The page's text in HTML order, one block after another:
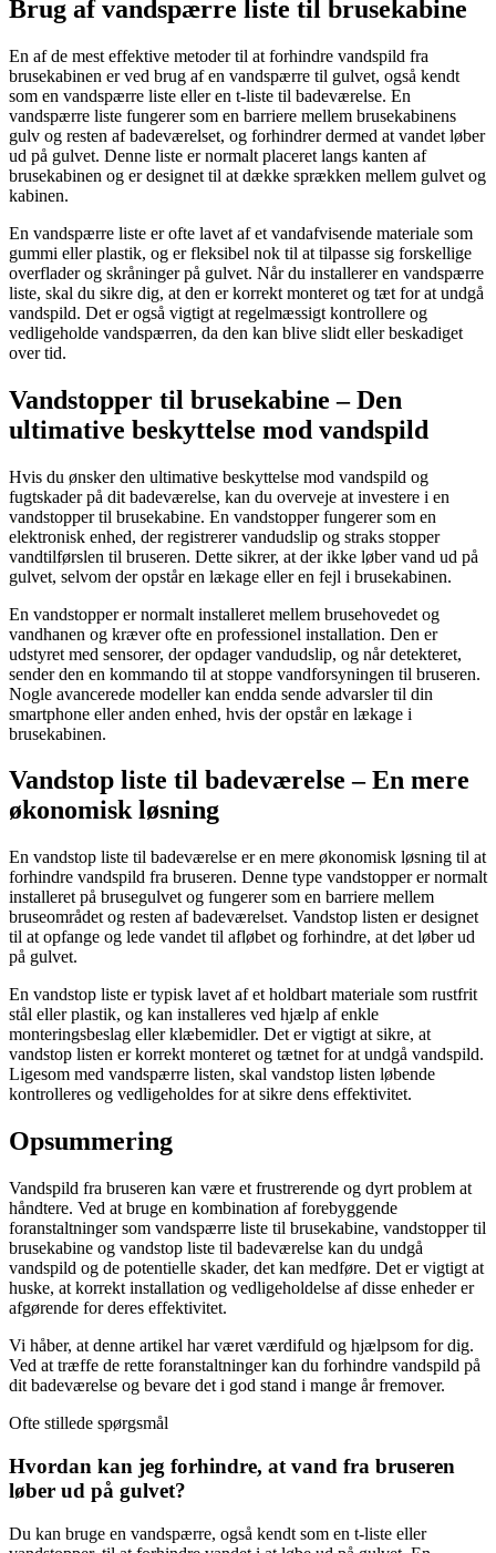
Brug af vandspærre liste til brusekabine
En af de mest effektive metoder til at forhindre vandspild fra
brusekabinen er ved brug af en vandspærre til gulvet, også kendt
som en vandspærre liste eller en t-liste til badeværelse. En
vandspærre liste fungerer som en barriere mellem brusekabinens
gulv og resten af badeværelset, og forhindrer dermed at vandet løber
ud på gulvet. Denne liste er normalt placeret langs kanten af
brusekabinen og er designet til at dække sprækken mellem gulvet og
kabinen.
En vandspærre liste er ofte lavet af et vandafvisende materiale som
gummi eller plastik, og er fleksibel nok til at tilpasse sig forskellige
overflader og skråninger på gulvet. Når du installerer en vandspærre
liste, skal du sikre dig, at den er korrekt monteret og tæt for at undgå
vandspild. Det er også vigtigt at regelmæssigt kontrollere og
vedligeholde vandspærren, da den kan blive slidt eller beskadiget
over tid.
Vandstopper til brusekabine – Den
ultimative beskyttelse mod vandspild
Hvis du ønsker den ultimative beskyttelse mod vandspild og
fugtskader på dit badeværelse, kan du overveje at investere i en
vandstopper til brusekabine. En vandstopper fungerer som en
elektronisk enhed, der registrerer vandudslip og straks stopper
vandtilførslen til bruseren. Dette sikrer, at der ikke løber vand ud på
gulvet, selvom der opstår en lækage eller en fejl i brusekabinen.
En vandstopper er normalt installeret mellem brusehovedet og
vandhanen og kræver ofte en professionel installation. Den er
udstyret med sensorer, der opdager vandudslip, og når detekteret,
sender den en kommando til at stoppe vandforsyningen til bruseren.
Nogle avancerede modeller kan endda sende advarsler til din
smartphone eller anden enhed, hvis der opstår en lækage i
brusekabinen.
Vandstop liste til badeværelse – En mere
økonomisk løsning
En vandstop liste til badeværelse er en mere økonomisk løsning til at
forhindre vandspild fra bruseren. Denne type vandstopper er normalt
installeret på brusegulvet og fungerer som en barriere mellem
bruseområdet og resten af badeværelset. Vandstop listen er designet
til at opfange og lede vandet til afløbet og forhindre, at det løber ud
på gulvet.
En vandstop liste er typisk lavet af et holdbart materiale som rustfrit
stål eller plastik, og kan installeres ved hjælp af enkle
monteringsbeslag eller klæbemidler. Det er vigtigt at sikre, at
vandstop listen er korrekt monteret og tætnet for at undgå vandspild.
Ligesom med vandspærre listen, skal vandstop listen løbende
kontrolleres og vedligeholdes for at sikre dens effektivitet.
Opsummering
Vandspild fra bruseren kan være et frustrerende og dyrt problem at
håndtere. Ved at bruge en kombination af forebyggende
foranstaltninger som vandspærre liste til brusekabine, vandstopper til
brusekabine og vandstop liste til badeværelse kan du undgå
vandspild og de potentielle skader, det kan medføre. Det er vigtigt at
huske, at korrekt installation og vedligeholdelse af disse enheder er
afgørende for deres effektivitet.
Vi håber, at denne artikel har været værdifuld og hjælpsom for dig.
Ved at træffe de rette foranstaltninger kan du forhindre vandspild på
dit badeværelse og bevare det i god stand i mange år fremover.
Ofte stillede spørgsmål
Hvordan kan jeg forhindre, at vand fra bruseren
løber ud på gulvet?
Du kan bruge en vandspærre, også kendt som en t-liste eller